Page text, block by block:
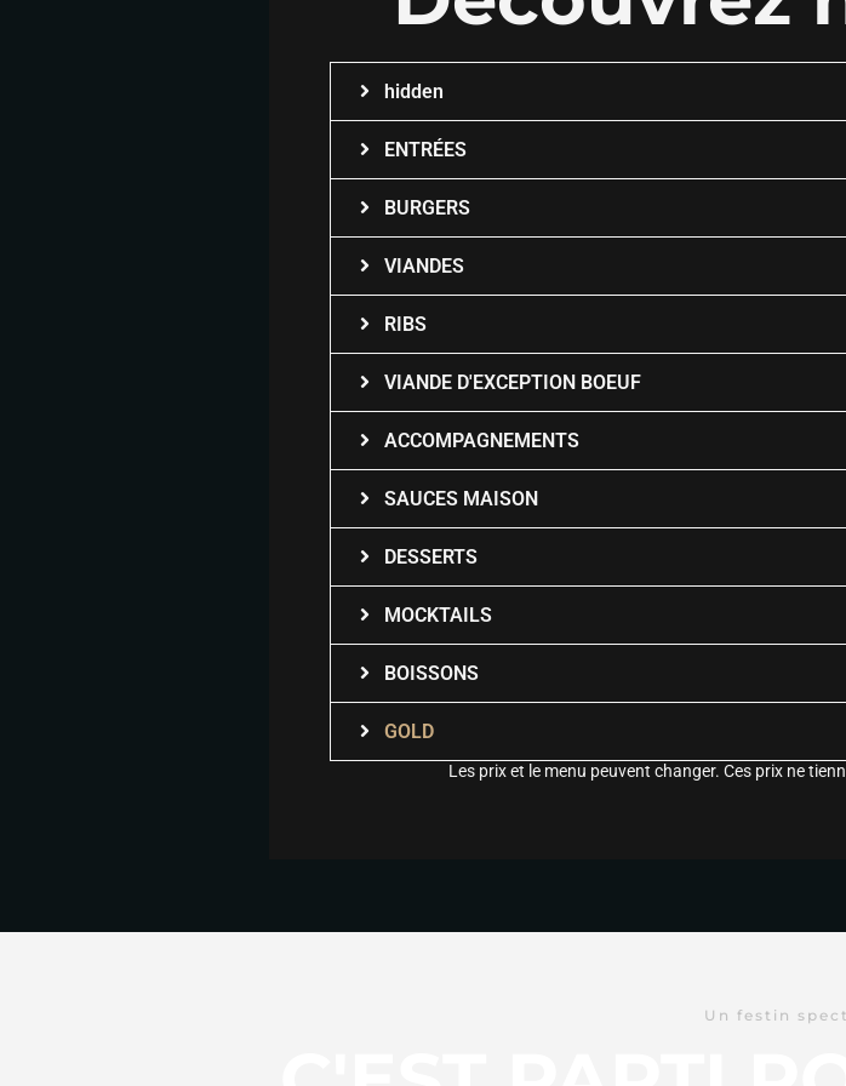
hidden
ENTRÉES
BURGERS
VIANDES
RIBS
VIANDE D'EXCEPTION BOEUF
ACCOMPAGNEMENTS
SAUCES MAISON
DESSERTS
MOCKTAILS
BOISSONS
GOLD
Les prix et le menu peuvent changer. Ces prix ne
Un festin